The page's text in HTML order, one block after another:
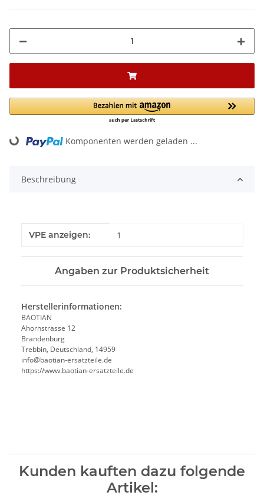
Loading... Komponenten werden geladen ...
Beschreibung
Produkteigenschaft
Wert
VPE anzeigen: 1
Angaben zur Produktsicherheit
Herstellerinformationen:
BAOTIAN
Ahornstrasse 12
Brandenburg
Trebbin, Deutschland, 14959
info@baotian-ersatzteile.de
https://www.baotian-ersatzteile.de
Kunden kauften dazu folgende
Artikel: